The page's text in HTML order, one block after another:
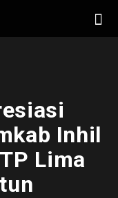
Inhil
Lima